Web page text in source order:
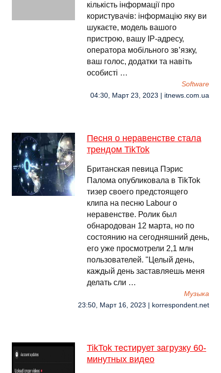
кількість інформації про
користувачів: інформацію яку ви
шукаєте, модель вашого
пристрою, вашу ІР-адресу,
оператора мобільного зв’язку,
ваш голос, додатки та навіть
особисті …
Software
04:30, Март 23, 2023 | itnews.com.ua
Песня о неравенстве стала
трендом TikTok
Британская певица Пэрис
Палома опубликовала в TikTok
тизер своего предстоящего
клипа на песню Labour о
неравенстве. Ролик был
обнародован 12 марта, но по
состоянию на сегодняшний день,
его уже просмотрели 2,1 млн
пользователей. "Целый день,
каждый день заставляешь меня
делать сли …
Музыка
23:50, Март 16, 2023 | korrespondent.net
TikTok тестирует загрузку 60-
минутных видео